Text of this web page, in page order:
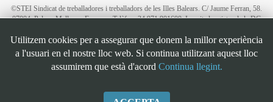
©STEI Sindicat de treballadores i treballadors de les Illes Balears. C/ Jaume Ferran, 58.
07004. Palma. Mallorca. Espanya. Telèfon: 34 971 901600. Inscrit al registre de la DG
G07126956
Bootstrapis a front-end framework of Twitter, Inc. Code licensed underMIT License.
Font Awesomefont licensed under SIL OFL 1.1.
Utilitzem cookies per a assegurar que donem la millor experiència
a l'usuari en el nostre lloc web. Si continua utilitzant aquest lloc
assumirem que està d'acord Continua llegint.